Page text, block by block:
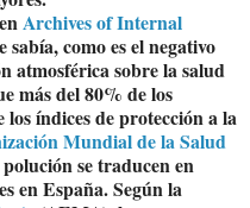
Archives of Internal
como es el negativo
atmosférica sobre la salud
más del 80% de los
índices de protección a la
Mundial de la Salud
se traducen en
en España. Según la